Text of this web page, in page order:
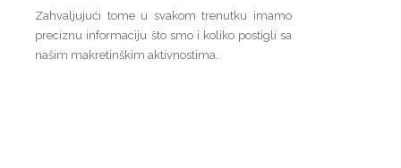
Zahvaljujući tome u svakom trenutku imamo
preciznu informaciju što smo i koliko postigli sa
našim makretinškim aktivnostima.